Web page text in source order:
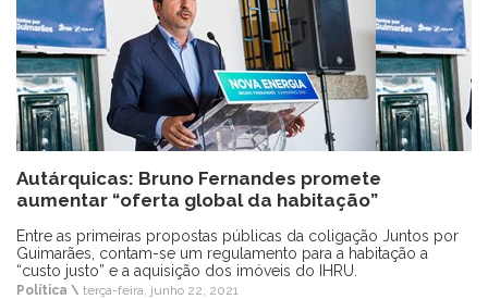
Autárquicas: Bruno Fernandes promete
aumentar “oferta global da habitação”
Entre as primeiras propostas públicas da coligação Juntos por
Guimarães, contam-se um regulamento para a habitação a
“custo justo” e a aquisição dos imóveis do IHRU.
Política \ terça-feira, junho 22, 2021